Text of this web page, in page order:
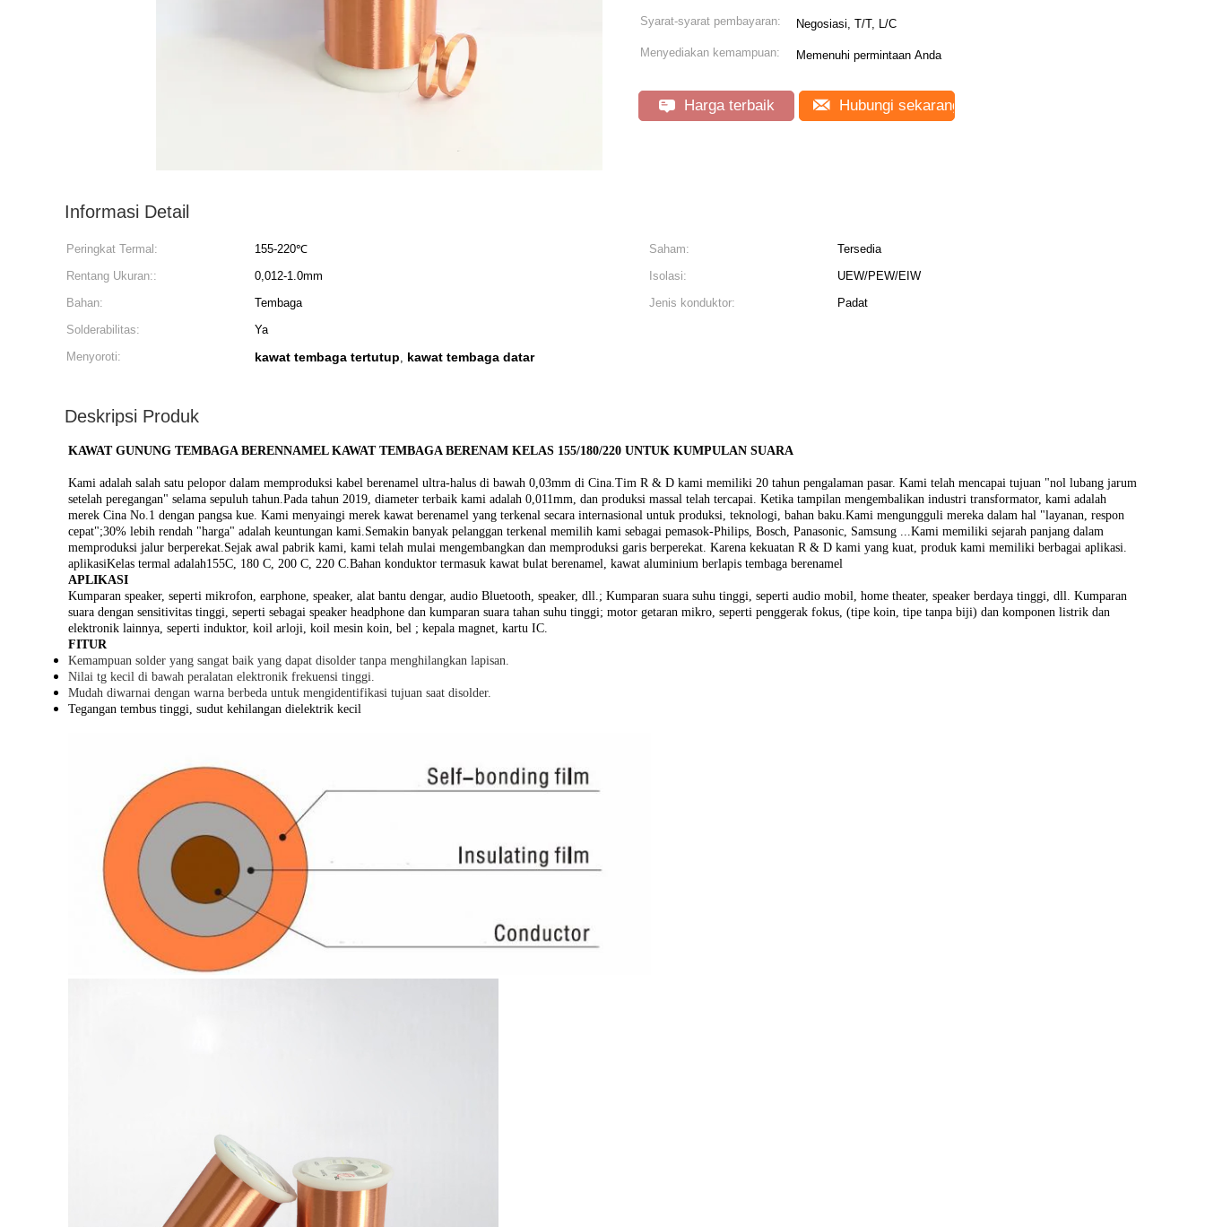
Syarat-syarat pembayaran: Negosiasi, T/T, L/C
Menyediakan kemampuan: Memenuhi permintaan Anda
Harga terbaik Hubungi sekarang
Informasi Detail
Peringkat Termal: 155-220℃ Saham:
Tersedia
Rentang Ukuran::
0,012-1.0mm Isolasi:
UEW/PEW/EIW
Bahan:
Tembaga Jenis konduktor:
Padat
Solderabilitas:
Ya
Menyoroti:
kawat tembaga tertutup, kawat tembaga datar
Deskripsi Produk
KAWAT GUNUNG TEMBAGA BERENNAMEL KAWAT TEMBAGA BERENAM KELAS 155/180/220 UNTUK KUMPULAN SUARA
Kami adalah salah satu pelopor dalam memproduksi kabel berenamel ultra-halus di bawah 0,03mm di Cina.Tim R & D kami memiliki 20 tahun pengalaman pasar. Kami telah mencapai tujuan "nol lubang jarum
setelah peregangan" selama sepuluh tahun.Pada tahun 2019, diameter terbaik kami adalah 0,011mm, dan produksi massal telah tercapai. Ketika tampilan mengembalikan industri transformator, kami adalah
merek Cina No.1 dengan pangsa kue. Kami menyaingi merek kawat berenamel yang terkenal secara internasional untuk produksi, teknologi, bahan baku.Kami mengungguli mereka dalam hal "layanan, respon
cepat";30% lebih rendah "harga" adalah keuntungan kami.Semakin banyak pelanggan terkenal memilih kami sebagai pemasok-Philips, Bosch, Panasonic, Samsung ...Kami memiliki sejarah panjang dalam
memproduksi jalur berperekat.Sejak awal pabrik kami, kami telah mulai mengembangkan dan memproduksi garis berperekat. Karena kekuatan R & D kami yang kuat, produk kami memiliki berbagai aplikasi.
aplikasiKelas termal adalah155C, 180 C, 200 C, 220 C.Bahan konduktor termasuk kawat bulat berenamel, kawat aluminium berlapis tembaga berenamel
APLIKASI
Kumparan speaker, seperti mikrofon, earphone, speaker, alat bantu dengar, audio Bluetooth, speaker, dll.; Kumparan suara suhu tinggi, seperti audio mobil, home theater, speaker berdaya tinggi, dll. Kumparan
suara dengan sensitivitas tinggi, seperti sebagai speaker headphone dan kumparan suara tahan suhu tinggi; motor getaran mikro, seperti penggerak fokus, (tipe koin, tipe tanpa biji) dan komponen listrik dan
elektronik lainnya, seperti induktor, koil arloji, koil mesin koin, bel ; kepala magnet, kartu IC.
FITUR
Kemampuan solder yang sangat baik yang dapat disolder tanpa menghilangkan lapisan.
Nilai tg kecil di bawah peralatan elektronik frekuensi tinggi.
Mudah diwarnai dengan warna berbeda untuk mengidentifikasi tujuan saat disolder.
Tegangan tembus tinggi, sudut kehilangan dielektrik kecil